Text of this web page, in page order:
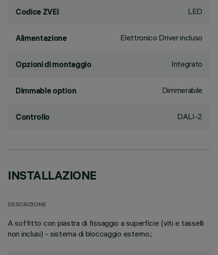
Codice ZVEI LED
Alimentazione Elettronico Driver incluso
Opzioni di montaggio Integrato
Dimmable option Dimmerabile
Controllo DALI-2
INSTALLAZIONE
DESCRIZIONE
A soffitto con piastra di fissaggio a superficie (viti e tasselli
non inclusi) - sistema di bloccaggio esterno.;